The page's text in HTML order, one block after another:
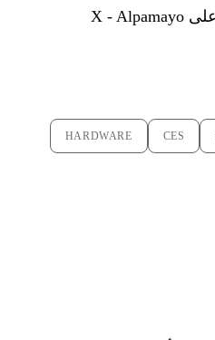
CES
HARDWARE